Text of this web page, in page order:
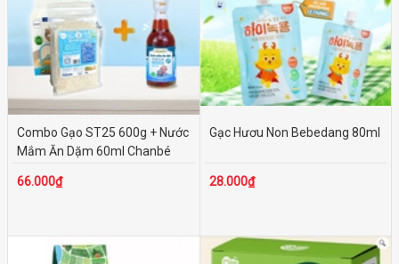
MÀU SẮC
KHOẢNG GIÁ
200.000₫ - 500.000₫
Combo Gạo ST25 600g + Nước
Mắm Ăn Dặm 60ml Chanbé
66.000₫
Gạc Hươu Non Bebedang 80ml
28.000₫